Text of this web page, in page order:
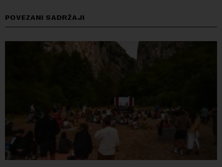
POVEZANI SADRŽAJI